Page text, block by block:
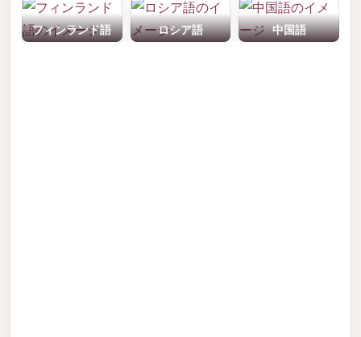
フィンランド語 ロシア語 中国語